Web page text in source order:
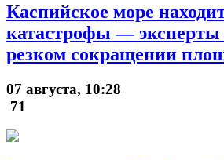
Каспийское море
катастрофы — эксперты
резком сокращении
07 августа, 10:28
71